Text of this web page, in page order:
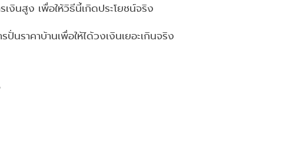
งินสูง เพื่อให้วิธีนี้เกิดประโยชน์จริง
ปั่นราคาบ้านเพื่อให้ได้วงเงินเยอะเกินจริง